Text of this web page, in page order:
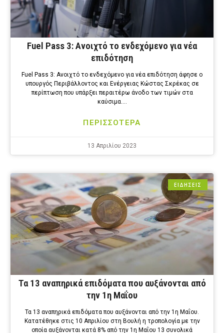
Fuel Pass 3: Ανοιχτό το ενδεχόμενο για νέα
επιδότηση
Fuel Pass 3: Ανοιχτό το ενδεχόμενο για νέα επιδότηση άφησε ο
υπουργός Περιβάλλοντος και Ενέργειας Κώστας Σκρέκας σε
περίπτωση που υπάρξει περαιτέρω άνοδο των τιμών στα
καύσιμα….
ΠΕΡΙΣΣΟΤΕΡΑ
13 Απριλίου 2023
ΕΙΔΗΣΕΙΣ
Τα 13 αναπηρικά επιδόματα που αυξάνονται από
την 1η Μαΐου
Τα 13 αναπηρικά επιδόματα που αυξάνονται από την 1η Μαΐου.
Κατατέθηκε στις 10 Απριλίου στη Βουλή η τροπολογία με την
οποία αυξάνονται κατά 8% από την 1η Μαΐου 13 συνολικά